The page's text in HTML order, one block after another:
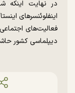
در نهایت اینکه
اینفلوئنسرهای
فعالیت‌های
دیپلماسی کشور